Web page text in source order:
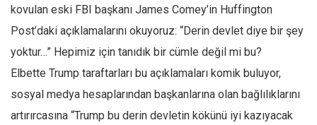
kovulan eski FBI başkanı James Comey’in Huffington
Post’daki açıklamalarını okuyoruz: “Derin devlet diye bir şey
yoktur…” Hepimiz için tanıdık bir cümle değil mi bu?
Elbette Trump taraftarları bu açıklamaları komik buluyor,
sosyal medya hesaplarından başkanlarına olan bağlılıklarını
artırırcasına “Trump bu derin devletin kökünü iyi kazıyacak